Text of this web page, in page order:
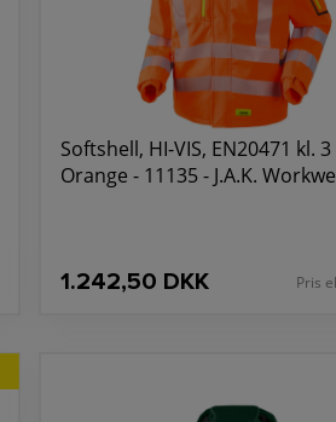
Softshell, HI-VIS, EN20471 kl. 3
Orange - 11135 - J.A.K.
1.242,50 DKK Pris